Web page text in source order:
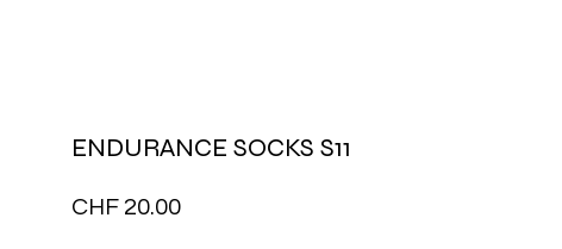
ENDURANCE SOCKS S11
CHF 20.00Price